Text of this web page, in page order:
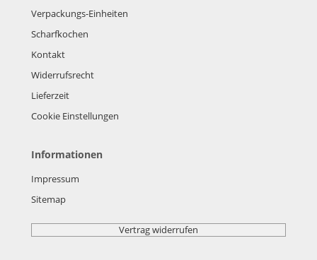
Verpackungs-Einheiten
Scharfkochen
Kontakt
Widerrufsrecht
Lieferzeit
Cookie Einstellungen
Informationen
Impressum
Sitemap
Vertrag widerrufen